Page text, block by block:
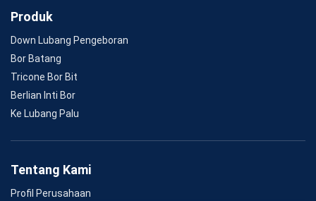
Produk
Down Lubang Pengeboran
Bor Batang
Tricone Bor Bit
Berlian Inti Bor
Ke Lubang Palu
Tentang Kami
Profil Perusahaan